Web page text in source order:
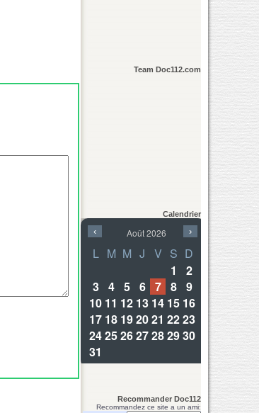
Team Doc112.com
Calendrier
Recommander Doc112
Recommandez ce site a un ami: